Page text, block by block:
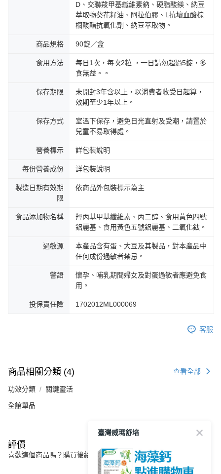
D、交聯羧甲基纖維素鈉、硬脂酸鎂、納豆
萃取物葵花籽油、阿拉伯膠、L抗壞血酸棕
櫚酸酯抗氧化劑、納豆萃取物。
商品規格 90錠／盒
食用方法
每日1次，每次2粒 ，一日請勿超過5錠，多
食無益。。
保存期限
未開封3年含以上，以消費者收受日起算，
效期至少1年以上。
保存方式
室溫下保存，避免日光直射及受潮，請置於
兒童不易取得處。
營養標示 詳包裝說明
每份營養成份 詳包裝說明
製造日期有效期
限
依商品外包裝標示為主
食品添加物名稱
羥丙基甲基纖維素、丙二醇、食用黃色四號
鋁麗基、食用黃色五號鋁麗基、二氧化鈦。
過敏源
本產品含有蛋、大豆及其製品，對本產品中
任何成份過敏者禁忌。
警語
懷孕、哺乳期間婦女及對蛋過敏者應避免食
用。
投保責任險 1702012ML000069
客服
商品相關分類 (4) 查看全部
功效分類 關鍵靈活
全館單品
評價
喜歡這個商品嗎？購買後給他一個好評吧
臺灣威瑪舒培